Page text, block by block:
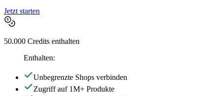
Jetzt starten
50.000 Credits enthalten
Enthalten:
Unbegrenzte Shops verbinden
Zugriff auf 1M+ Produkte